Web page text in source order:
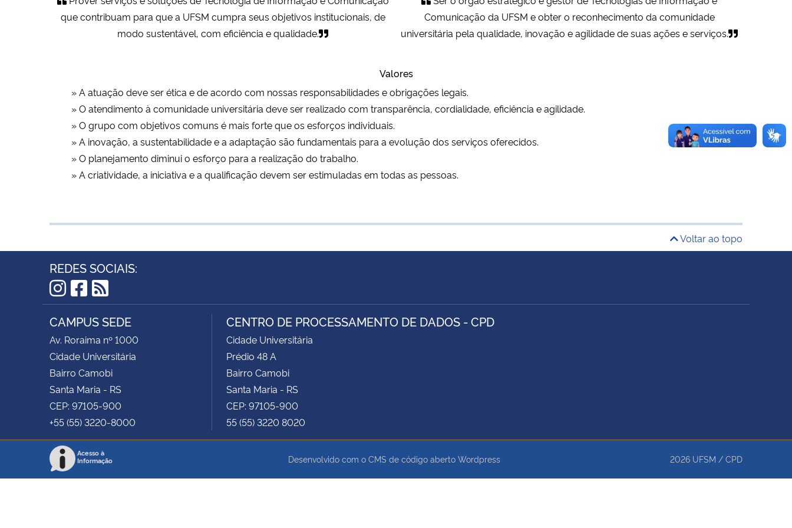
que contribuam para que a UFSM cumpra seus objetivos institucionais, de
modo sustentável, com eficiência e qualidade.
Comunicação da UFSM e obter o reconhecimento da comunidade
universitária pela qualidade, inovação e agilidade de suas ações e serviços.
Valores
» A atuação deve ser ética e de acordo com nossas responsabilidades e obrigações legais.
» O atendimento à comunidade universitária deve ser realizado com transparência, cordialidade, eficiência e agilidade.
» O grupo com objetivos comuns é mais forte que os esforços individuais.
» A inovação, a sustentabilidade e a adaptação são fundamentais para a evolução dos serviços oferecidos.
» O planejamento diminui o esforço para a realização do trabalho.
» A criatividade, a iniciativa e a qualificação devem ser estimuladas em todas as pessoas.
Voltar ao topo
REDES SOCIAIS:
Instagram
Facebook
RSS
CAMPUS SEDE
Av. Roraima nº 1000
Cidade Universitária
Bairro Camobi
Santa Maria - RS
CEP: 97105-900
+55 (55) 3220-8000
CENTRO DE PROCESSAMENTO DE DADOS - CPD
Cidade Universitária
Prédio 48 A
Bairro Camobi
Santa Maria - RS
CEP: 97105-900
55 (55) 3220 8020
Acesso à
Informação
Desenvolvido com o CMS de código aberto Wordpress 2026 UFSM / CPD